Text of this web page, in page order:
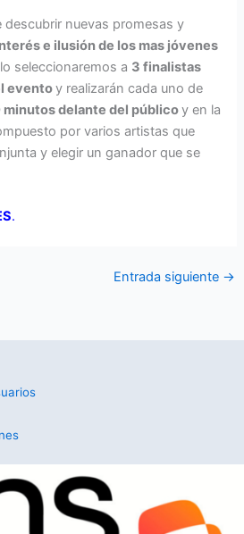
descubrir nuevas promesas y
e ilusión de los mas jóvenes
seleccionaremos a 3 finalistas
eventoy realizarán cada uno de
minutos delante del públicoy en la
por varios artistas que
y elegir un ganador que se
.
Entrada siguiente →